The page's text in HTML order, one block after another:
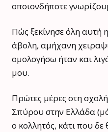
οποιονδήποτε
Πώς ξεκίνησε όλη αυτή
άβολη, αμήχανη
ομολογήσω ήταν και
μου.
Πρώτες μέρες στη
Σπύρου στην Ελλάδα
ο κολλητός, κάτι που